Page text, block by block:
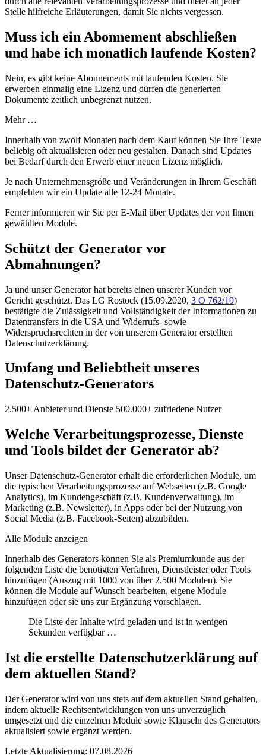
Stelle hilfreiche Erläuterungen, damit Sie nichts vergessen.
Muss ich ein Abonnement abschließen
und habe ich monatlich laufende Kosten?
Nein, es gibt keine Abonnements mit laufenden Kosten. Sie
erwerben einmalig eine Lizenz und dürfen die generierten
Dokumente zeitlich unbegrenzt nutzen.
Mehr …
Innerhalb von zwölf Monaten nach dem Kauf können Sie Ihre Texte
beliebig oft aktualisieren oder neu gestalten. Danach sind Updates
bei Bedarf durch den Erwerb einer neuen Lizenz möglich.
Je nach Unternehmensgröße und Veränderungen in Ihrem Geschäft
empfehlen wir ein Update alle 12-24 Monate.
Ferner informieren wir Sie per E-Mail über Updates der von Ihnen
gewählten Module.
Schützt der Generator vor
Abmahnungen?
Ja und unser Generator hat bereits einen unserer Kunden vor
Gericht geschützt. Das LG Rostock (15.09.2020, 3 O 762/19)
bestätigte die Zulässigkeit und Vollständigkeit der Informationen zu
Datentransfers in die USA und Widerrufs- sowie
Widerspruchsrechten in der von unserem Generator erstellten
Datenschutzerklärung.
Umfang und Beliebtheit unseres
Datenschutz-Generators
2.500+ Anbieter und Dienste 500.000+ zufriedene Nutzer
Welche Verarbeitungsprozesse, Dienste
und Tools bildet der Generator ab?
Unser Datenschutz-Generator erhält die erforderlichen Module, um
die typischen Verarbeitungsprozesse auf Webseiten (z.B. Google
Analytics), im Kundengeschäft (z.B. Kundenverwaltung), im
Marketing (z.B. Newsletter), in Apps oder bei der Nutzung von
Social Media (z.B. Facebook-Seiten) abzubilden.
Alle Module anzeigen
Innerhalb des Generators können Sie als Premiumkunde aus der
folgenden Liste die benötigten Verfahren, Dienstleister oder Tools
hinzufügen (Auszug mit 1000 von über 2.500 Modulen). Sie
können die Module auf Wunsch bearbeiten, eigene Module
hinzufügen oder sie uns zur Ergänzung vorschlagen.
Die Liste der Inhalte wird geladen und ist in wenigen
Sekunden verfügbar …
Ist die erstellte Datenschutzerklärung auf
dem aktuellen Stand?
Der Generator wird von uns stets auf dem aktuellen Stand gehalten,
indem aktuelle Rechtsentwicklungen von uns unverzüglich
umgesetzt und die einzelnen Module sowie Klauseln des Generators
aktualisiert sowie ergänzt werden.
Letzte Aktualisierung: 07.08.2026